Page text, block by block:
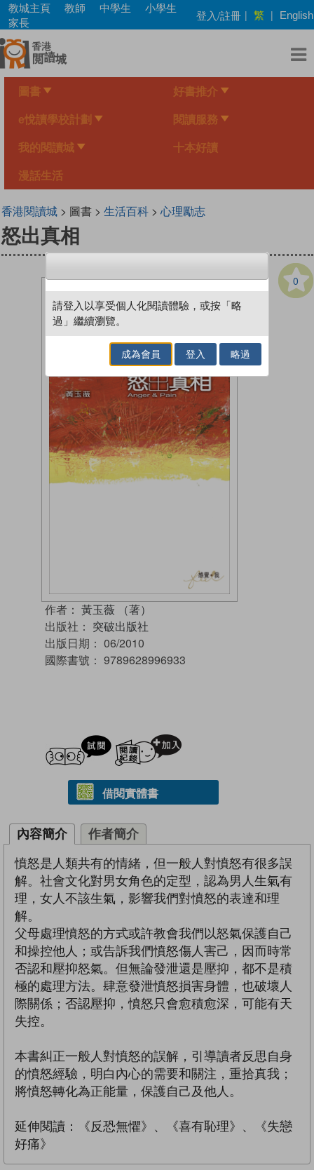
Skip
main
content
教城主頁 教師 中學生
小學生
家長
登入/註冊 | 繁 | English
圖書 好書推介
e悅讀學校計劃 閱讀服務
我的閱讀城 十本好讀
漫話生活
香港閱讀城> 圖書 > 生活百科> 心理勵志
怒出真相
0
作者： 黃玉薇 （著）
出版社： 突破出版社
出版日期： 06/2010
國際書號： 9789628996933
試閲
借閱實體書
內容簡介 作者簡介
憤怒是人類共有的情緒，但一般人對憤怒有很多誤
解。社會文化對男女角色的定型，認為男人生氣有
理，女人不該生氣，影響我們對憤怒的表達和理
解。
父母處理憤怒的方式或許教會我們以怒氣保護自己
和操控他人；或告訴我們憤怒傷人害己，因而時常
否認和壓抑怒氣。但無論發泄還是壓抑，都不是積
極的處理方法。肆意發泄憤怒損害身體，也破壞人
際關係；否認壓抑，憤怒只會愈積愈深，可能有天
失控。
本書糾正一般人對憤怒的誤解，引導讀者反思自身
的憤怒經驗，明白內心的需要和關注，重拾真我；
將憤怒轉化為正能量，保護自己及他人。
延伸閱讀：《反恐無懼》、《喜有恥理》、《失戀
好痛》
請登入以享受個人化閱讀體驗，或按「略
過」繼續瀏覽。
成為會員 登入 略過